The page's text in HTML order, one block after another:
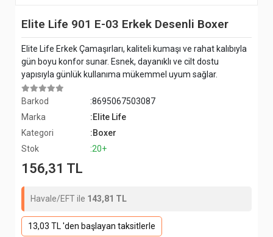
Elite Life 901 E-03 Erkek Desenli Boxer
Elite Life Erkek Çamaşırları, kaliteli kumaşı ve rahat kalıbıyla
gün boyu konfor sunar. Esnek, dayanıklı ve cilt dostu
yapısıyla günlük kullanıma mükemmel uyum sağlar.
Barkod
:8695067503087
Marka
:Elite Life
Kategori
:Boxer
Stok
:20+
156,31 TL
Havale/EFT ile 143,81 TL
13,03 TL 'den başlayan taksitlerle